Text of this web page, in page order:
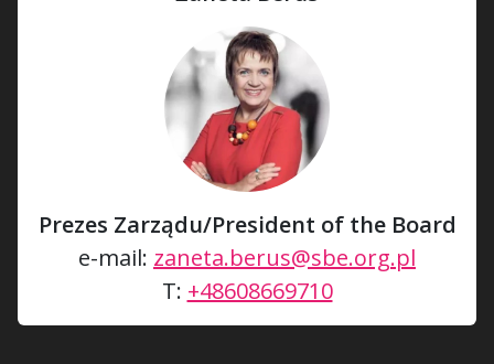
Prezes Zarządu/President of the Board
e-mail: zaneta.berus@sbe.org.pl
T: +48608669710